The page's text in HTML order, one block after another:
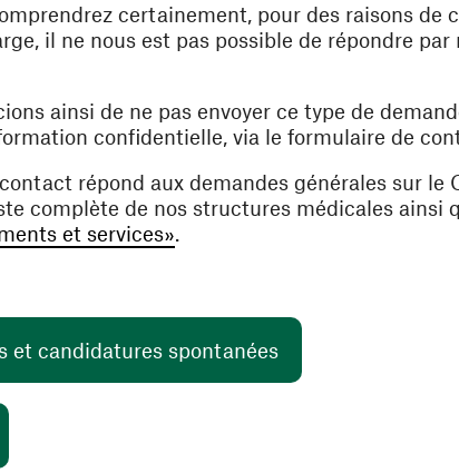
certainement, pour des raisons de
il ne nous est pas possible de répondre
ainsi de ne pas envoyer ce type de
confidentielle, via le formulaire de
répond aux demandes générales sur le
complète de nos structures médicales ainsi
et services».
et candidatures spontanées